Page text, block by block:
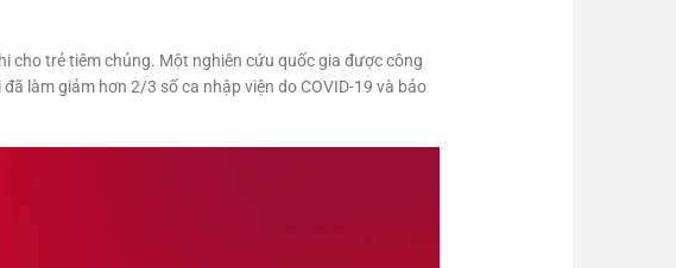
cho trẻ tiêm chủng. Một nghiên cứu quốc gia được công
làm giảm hơn 2/3 số ca nhập viện do COVID-19 và bảo